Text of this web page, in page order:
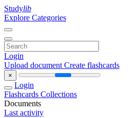
Studylib
Explore Categories
Login
Upload document Create flashcards
×
Login
Flashcards Collections
Documents
Last activity